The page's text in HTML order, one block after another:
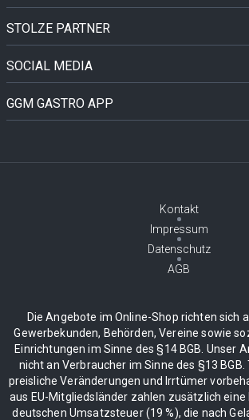
STOLZE PARTNER
SOCIAL MEDIA
GGM GASTRO APP
Kontakt
Impressum
Datenschutz
AGB
Die Angebote im Online-Shop richten sich
Gewerbekunden, Behörden, Vereine sowie
Einrichtungen im Sinne des §14 BGB. Unser
nicht an Verbraucher im Sinne des §13 BGB.
preisliche Veränderungen und Irrtümer
aus EU-Mitgliedsländer zahlen zusätzlich eine
deutschen Umsatzsteuer (19 %), die nach